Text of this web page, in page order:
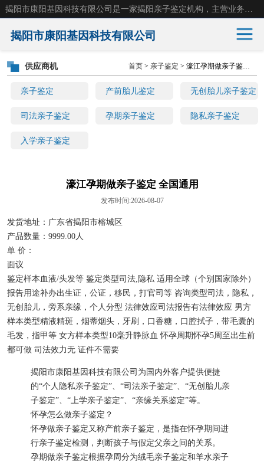
揭阳市康阳基因科技有限公司
亲子鉴定 产前胎儿鉴定 无创胎儿亲子鉴定
司法亲子鉴定 孕期亲子鉴定 隐私亲子鉴定
入学亲子鉴定
供应商机 首页 > 亲子鉴定 > 濠江孕期做亲子鉴定 全国通用
濠江孕期做亲子鉴定 全国通用
发布时间:2026-08-07
发货地址：广东省揭阳市榕城区
产品数量：9999.00人
单 价：
面议
鉴定样本血液/头发等 鉴定类型司法,隐私 适用全球（个别国家除外）
报告用途补办出生证，公证，移民，打官司等 咨询类型司法，隐私，
无创胎儿，旁系亲缘，个人分型 法律效应司法报告有法律效应 男方
样本类型精液精斑，烟蒂烟头，牙刷，口香糖，口腔拭子，带毛囊的
毛发，指甲等 女方样本类型10毫升静脉血 怀孕周期怀孕5周至出生前
都可做 司法效力无 证件不需要
揭阳市康阳基因科技有限公司为国内外客户提供便捷
的“个人隐私亲子鉴定”、“司法亲子鉴定”、“无创胎儿亲
子鉴定”、“上学亲子鉴定”、“亲缘关系鉴定”等。
怀孕怎么做亲子鉴定？
怀孕做亲子鉴定又称产前亲子鉴定，是指在怀孕期间进
行亲子鉴定检测，判断孩子与假定父亲之间的关系。
孕期做亲子鉴定根据孕周分为绒毛亲子鉴定和羊水亲子
亲子鉴定 产前胎儿鉴定
无创胎儿亲子鉴定 司法亲子鉴定
孕期亲子鉴定